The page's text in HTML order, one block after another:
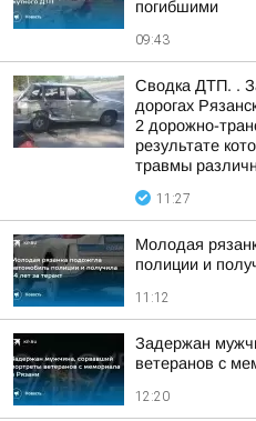
погибшими
09:43
Сводка ДТП. .
дорогах
2 дорожно-
результате
травмы
11:27
Молодая
полиции и
11:12
Задержан
ветеранов с
12:20